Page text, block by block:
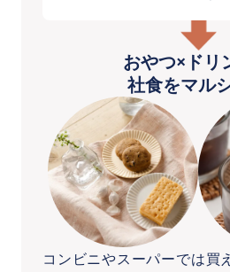
おやつ×ドリ
社食をマル
コンビニやスーパーでは買